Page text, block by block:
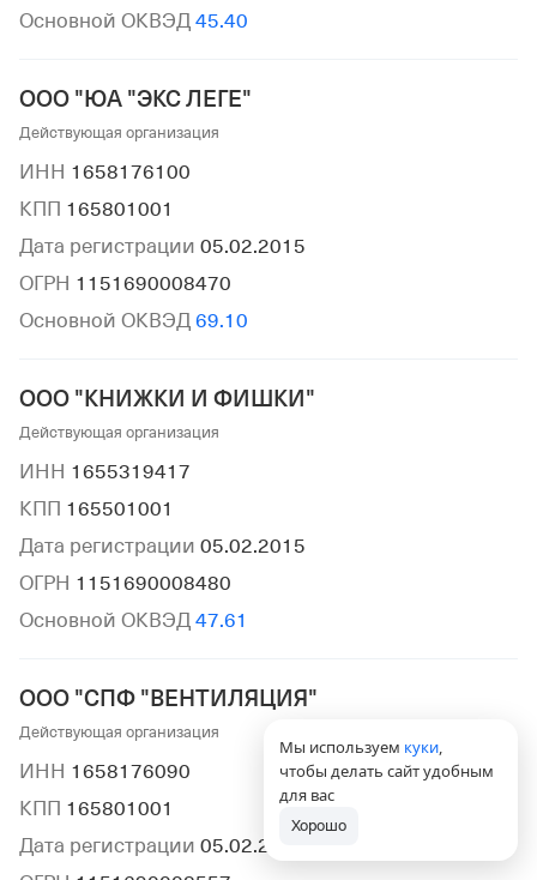
Основной ОКВЭД 45.40
ООО "ЮА "ЭКС ЛЕГЕ"
Действующая организация
ИНН 1658176100
КПП 165801001
Дата регистрации 05.02.2015
ОГРН 1151690008470
Основной ОКВЭД 69.10
ООО "КНИЖКИ И ФИШКИ"
Действующая организация
ИНН 1655319417
КПП 165501001
Дата регистрации 05.02.2015
ОГРН 1151690008480
Основной ОКВЭД 47.61
ООО "СПФ "ВЕНТИЛЯЦИЯ"
Действующая организация
ИНН 1658176090
КПП 165801001
Дата регистрации 05.02.2015
Мы используем куки,
чтобы делать сайт удобным
для вас
Хорошо